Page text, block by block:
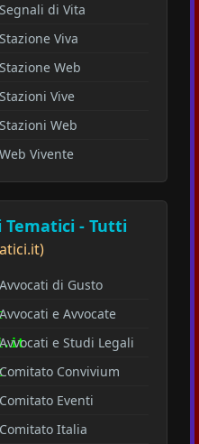
Segnali di Vita
Stazione Viva
Stazione Web
Stazioni Vive
Stazioni Web
Web Vivente
Tematici - Tutti
Avvocati di Gusto
Avvocati e Avvocate
Avvocati e Studi Legali
Comitato Convivium
Comitato Eventi
Comitato Italia